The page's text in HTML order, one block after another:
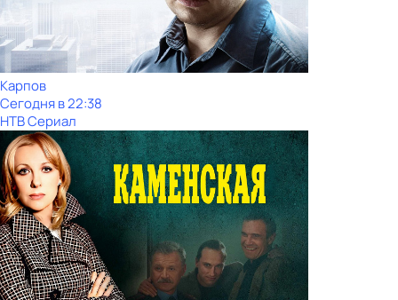
Карпов
Сегодня в 22:38
НТВ Сериал